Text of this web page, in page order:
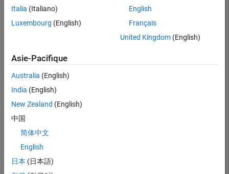
ou
afficher
l’ensemble
d'emploi.
malgré
tout
vous
trouvez
pas
d'offre
corresponde
Italia (Italiano)
Luxembourg (English)
English
Français
United Kingdom(English)
Asie-Pacifique
Australia (English)
India (English)
New Zealand (English)
中国
简体中文
English
日本 (日本語)